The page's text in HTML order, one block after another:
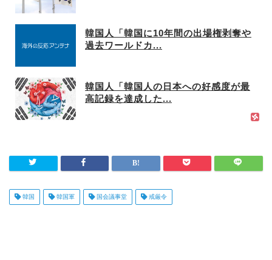
韓国人「韓国に10年間の出場権剥奪や
過去ワールドカ...
韓国人「韓国人の日本への好感度が最
高記録を達成した...
韓国 韓国軍 国会議事堂 戒厳令